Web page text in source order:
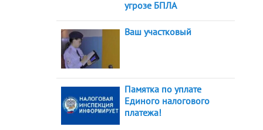
угрозе БПЛА
Ваш участковый
Памятка по уплате
Единого налогового
платежа!